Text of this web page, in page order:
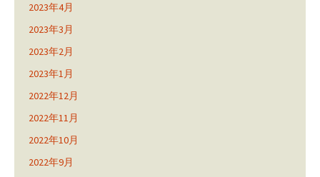
2023年4月
2023年3月
2023年2月
2023年1月
2022年12月
2022年11月
2022年10月
2022年9月